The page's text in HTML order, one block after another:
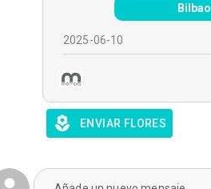
Bilbao
2025-06-10
ENVIAR FLORES